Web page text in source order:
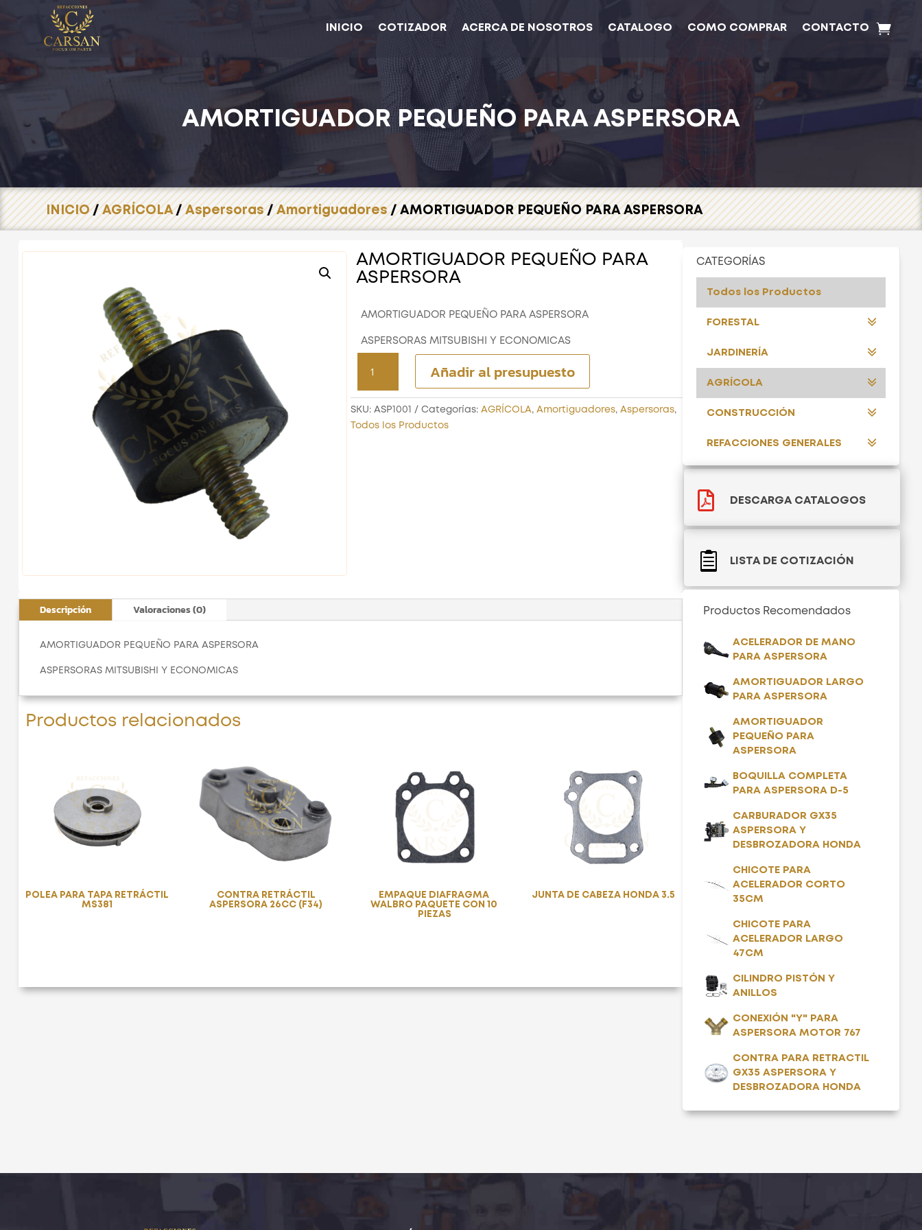
INICIO COTIZADOR ACERCA DE NOSOTROS CATALOGO COMO COMPRAR CONTACTO
AMORTIGUADOR PEQUEÑO PARA ASPERSORA
INICIO/AGRÍCOLA/Aspersoras/Amortiguadores/ AMORTIGUADOR PEQUEÑO PARA ASPERSORA
AMORTIGUADOR PEQUEÑO PARA
ASPERSORA
AMORTIGUADOR PEQUEÑO PARA ASPERSORA
ASPERSORAS MITSUBISHI Y ECONOMICAS
AMORTIGUADOR
PEQUEÑO
PARA
ASPERSORA
cantidad
Añadir al presupuesto
SKU: ASP1001 Categorías: AGRÍCOLA, Amortiguadores, Aspersoras,
Todos los Productos
Descripción Valoraciones (0)
AMORTIGUADOR PEQUEÑO PARA ASPERSORA
ASPERSORAS MITSUBISHI Y ECONOMICAS
Productos relacionados
POLEA PARA TAPA RETRÁCTIL
MS381
CONTRA RETRÁCTIL
ASPERSORA 26CC (F34)
EMPAQUE DIAFRAGMA
WALBRO PAQUETE CON 10
PIEZAS
JUNTA DE CABEZA HONDA 3.5
CATEGORÍAS
Todos los Productos
FORESTAL
JARDINERÍA
AGRÍCOLA
CONSTRUCCIÓN
REFACCIONES GENERALES
 DESCARGA CATALOGOS
 LISTA DE COTIZACIÓN
Productos Recomendados
ACELERADOR DE MANO
PARA ASPERSORA
AMORTIGUADOR LARGO
PARA ASPERSORA
AMORTIGUADOR
PEQUEÑO PARA
ASPERSORA
BOQUILLA COMPLETA
PARA ASPERSORA D-5
CARBURADOR GX35
ASPERSORA Y
DESBROZADORA HONDA
CHICOTE PARA
ACELERADOR CORTO
35CM
CHICOTE PARA
ACELERADOR LARGO
47CM
CILINDRO PISTÓN Y
ANILLOS
CONEXIÓN "Y" PARA
ASPERSORA MOTOR 767
CONTRA PARA RETRACTIL
GX35 ASPERSORA Y
DESBROZADORA HONDA